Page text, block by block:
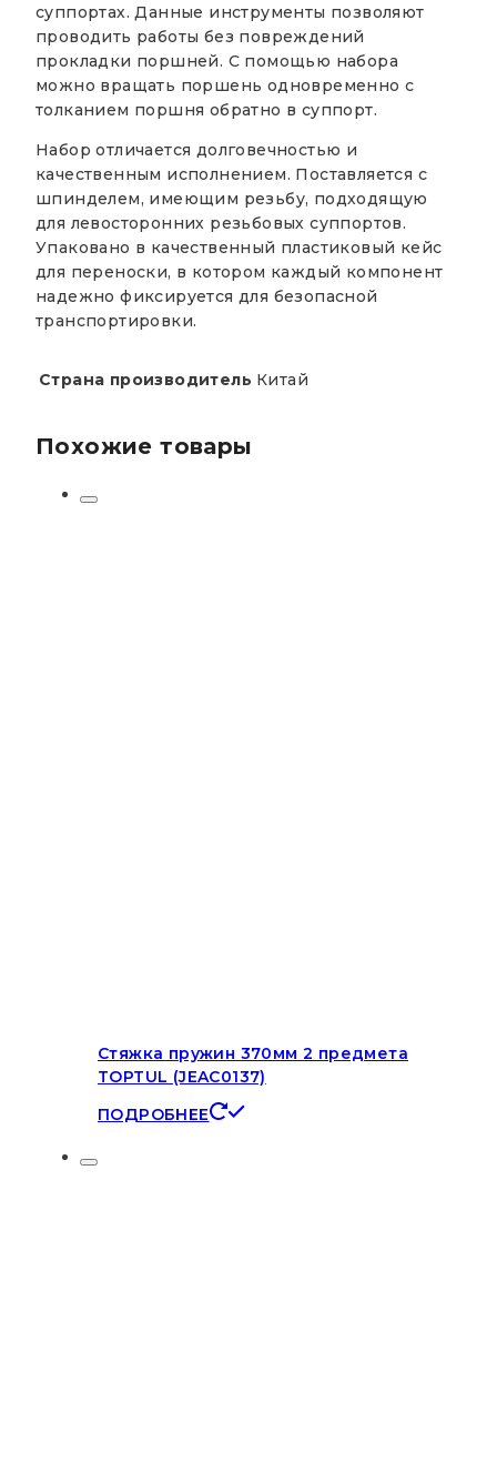
суппортах. Данные инструменты позволяют
проводить работы без повреждений
прокладки поршней. С помощью набора
можно вращать поршень одновременно с
толканием поршня обратно в суппорт.
Набор отличается долговечностью и
качественным исполнением. Поставляется с
шпинделем, имеющим резьбу, подходящую
для левосторонних резьбовых суппортов.
Упаковано в качественный пластиковый кейс
для переноски, в котором каждый компонент
надежно фиксируется для безопасной
транспортировки.
Страна производитель Китай
Похожие товары
Стяжка пружин 370мм 2 предмета
TOPTUL (JEAC0137)
ПОДРОБНЕЕ